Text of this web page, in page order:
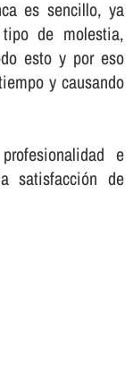
es sencillo, ya
de molestia,
esto y por eso
y causando
e
satisfacción de